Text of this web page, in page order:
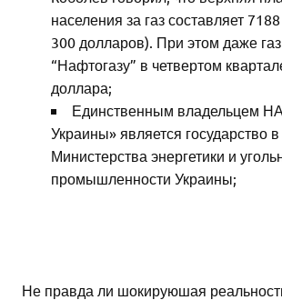
населения за газ составляет
300 долларов). При этом даже
“Нафтогазу” в четвертом
доллара;
Единственным владельцем
Украины» является государство
Министерства энергетики и
промышленности Украины;
Не правда ли шокируюшая